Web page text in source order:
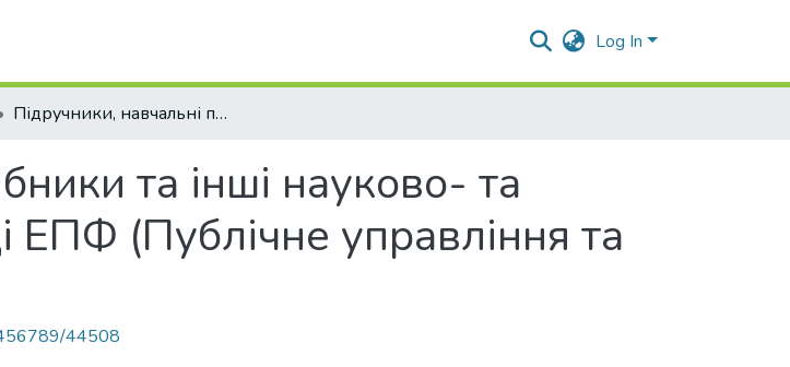
Log In
Підручники, навчальні посібники та інші науково- та навчально-методичні праці ЕПФ (Публічне управління та адміністрування)
та інші науково- та
ЕПФ (Публічне управління та
44508